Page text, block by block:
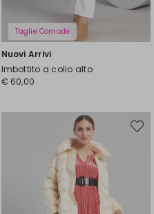
Taglie Comode
Nuovi Arrivi
Imbottito a collo alto
€ 60,00